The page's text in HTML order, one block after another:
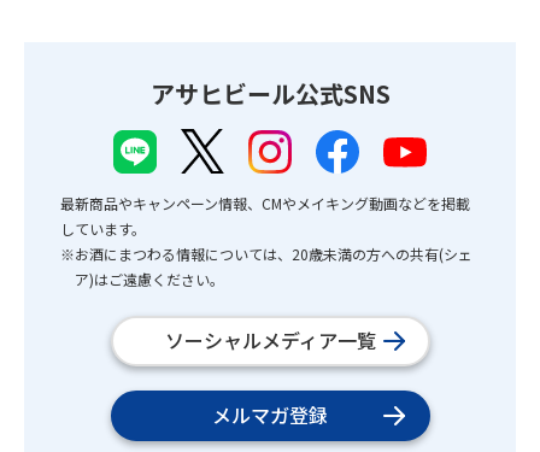
アサヒビール公式SNS
最新商品やキャンペーン情報、CMやメイキング動画などを掲載
しています。
※お酒にまつわる情報については、20歳未満の方への共有(シェ
ア)はご遠慮ください。
ソーシャルメディア一覧
メルマガ登録